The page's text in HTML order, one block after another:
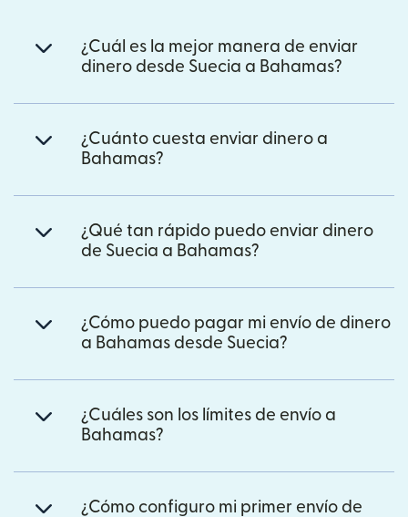
¿Cuál es la mejor manera de enviar
dinero desde Suecia a Bahamas?
¿Cuánto cuesta enviar dinero a
Bahamas?
¿Qué tan rápido puedo enviar dinero
de Suecia a Bahamas?
¿Cómo puedo pagar mi envío de dinero
a Bahamas desde Suecia?
¿Cuáles son los límites de envío a
Bahamas?
¿Cómo configuro mi primer envío de